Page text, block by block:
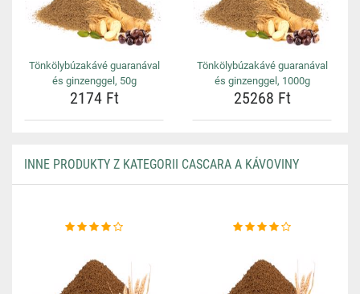
Tönkölybúzakávé guaranával
és ginzenggel, 50g
2174 Ft
Tönkölybúzakávé guaranával
és ginzenggel, 1000g
25268 Ft
INNE PRODUKTY Z KATEGORII CASCARA A KÁVOVINY